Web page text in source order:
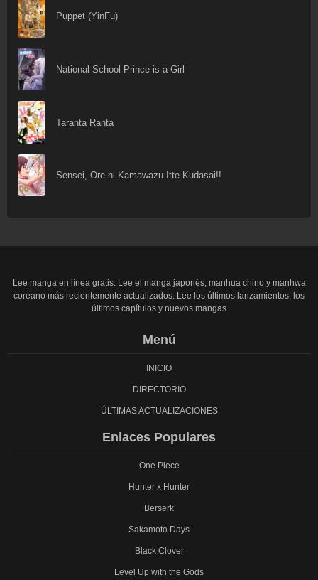
Puppet (YinFu)
National School Prince is a Girl
Taranta Ranta
Sensei, Ore ni Kamawazu Itte Kudasai!!
Lee manga en línea gratis. Lee el manga japonés, manhua chino y manhwa
coreano más recientemente actualizados. Lee los últimos lanzamientos, los
últimos capítulos y nuevos mangas
Menú
INICIO
DIRECTORIO
ÚLTIMAS ACTUALIZACIONES
Enlaces Populares
One Piece
Hunter x Hunter
Berserk
Sakamoto Days
Black Clover
Level Up with the Gods